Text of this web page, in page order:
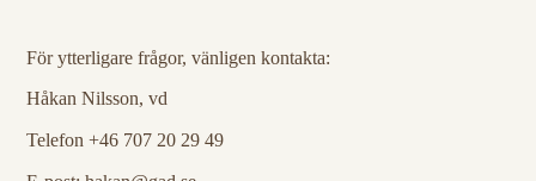
För ytterligare frågor, vänligen kontakta:
Håkan Nilsson, vd
Telefon +46 707 20 29 49